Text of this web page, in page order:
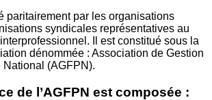
paritairement par les organisations
syndicales représentatives au
Il est constitué sous la
dénommée : Association de Gestion
(AGFPN).
de l’AGFPN est composée :